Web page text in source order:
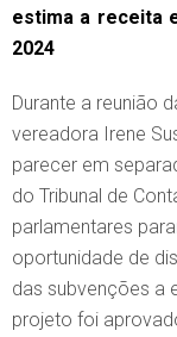
estima a receita
2024
Durante a reunião
vereadora Irene
parecer em
do Tribunal de
parlamentares
oportunidade de
das subvenções a
projeto foi